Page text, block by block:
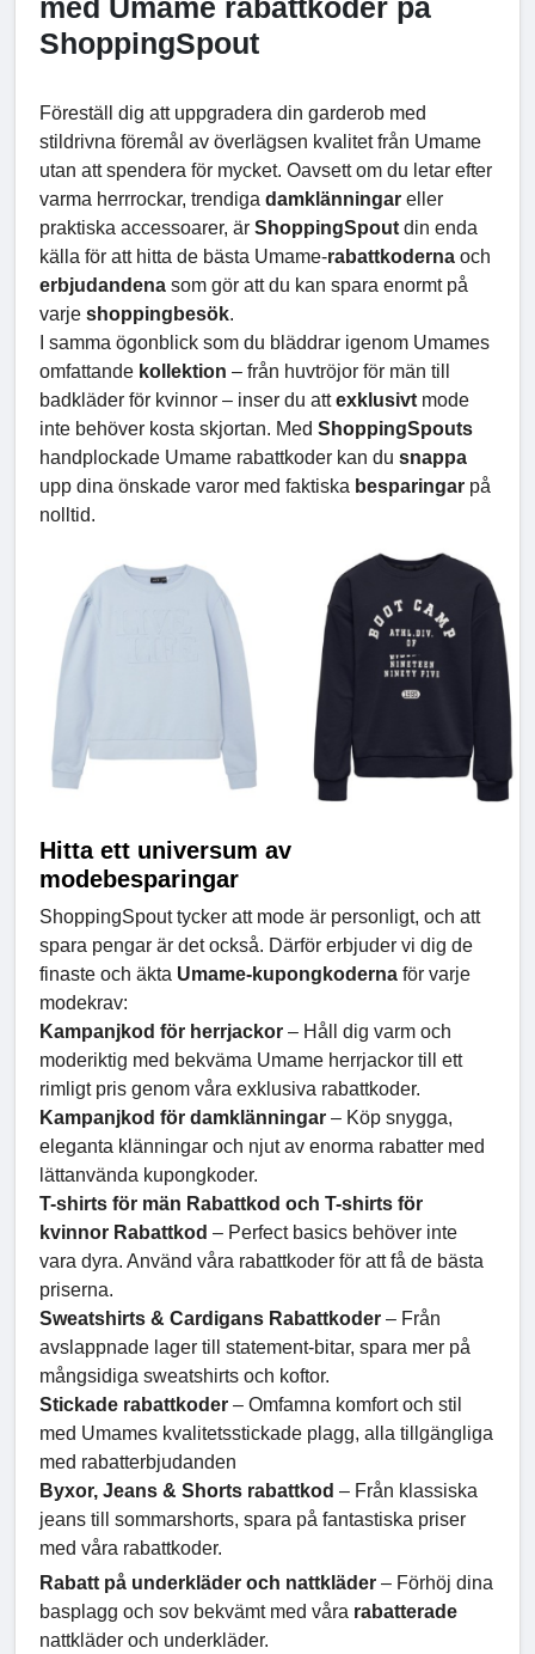
ShoppingSpout
Föreställ dig att uppgradera din garderob med
stildrivna föremål av överlägsen kvalitet från Umame
utan att spendera för mycket. Oavsett om du letar efter
varma herrrockar, trendiga damklänningar eller
praktiska accessoarer, är ShoppingSpout din enda
källa för att hitta de bästa Umame-rabattkoderna och
erbjudandena som gör att du kan spara enormt på
varje shoppingbesök.
I samma ögonblick som du bläddrar igenom Umames
omfattande kollektion – från huvtröjor för män till
badkläder för kvinnor – inser du attexklusivt mode
inte behöver kosta skjortan. Med ShoppingSpouts
handplockade Umame rabattkoder kan du snappa
upp dina önskade varor med faktiska besparingar på
nolltid.
Hitta ett universum av
modebesparingar
ShoppingSpout tycker att mode är personligt, och att
spara pengar är det också. Därför erbjuder vi dig de
finaste och äkta Umame-kupongkoderna för varje
modekrav:
Kampanjkod för herrjackor – Håll dig varm och
moderiktig med bekväma Umame herrjackor till ett
rimligt pris genom våra exklusiva rabattkoder.
Kampanjkod för damklänningar – Köp snygga,
eleganta klänningar och njut av enorma rabatter med
lättanvända kupongkoder.
T-shirts för män Rabattkod och T-shirts för
kvinnor Rabattkod – Perfect basics behöver inte
vara dyra. Använd våra rabattkoder för att få de bästa
priserna.
Sweatshirts & Cardigans Rabattkoder – Från
avslappnade lager till statement-bitar, spara mer på
mångsidiga sweatshirts och koftor.
Stickade rabattkoder – Omfamna komfort och stil
med Umames kvalitetsstickade plagg, alla tillgängliga
med rabatterbjudanden
Byxor, Jeans & Shorts rabattkod – Från klassiska
jeans till sommarshorts, spara på fantastiska priser
med våra rabattkoder.
Rabatt på underkläder och nattkläder – Förhöj dina
basplagg och sov bekvämt med våra rabatterade
nattkläder och underkläder.